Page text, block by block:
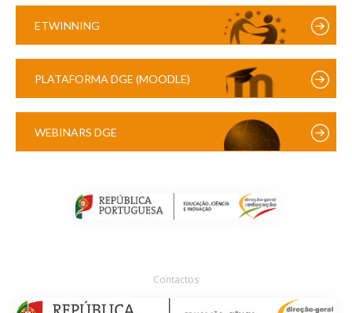
ETWINNING
PLATAFORMA DGE (MOODLE)
WEBINARS DGE
Contactos